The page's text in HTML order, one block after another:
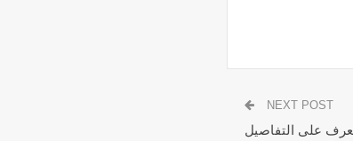
NEXT POST
على التفاصيل